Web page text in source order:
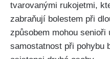
tvarovanými rukojetmi,
zabraňují bolestem při
způsobem mohou
samostatnost při pohybu